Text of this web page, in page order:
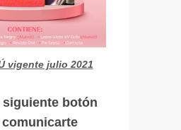
vigente julio 2021
siguiente botón
comunicarte